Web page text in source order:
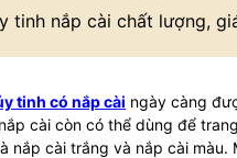
tinh nắp cài chất lượng,
tinh có nắp cài ngày càng
cài còn có thể dùng để
nắp cài trắng và nắp cài